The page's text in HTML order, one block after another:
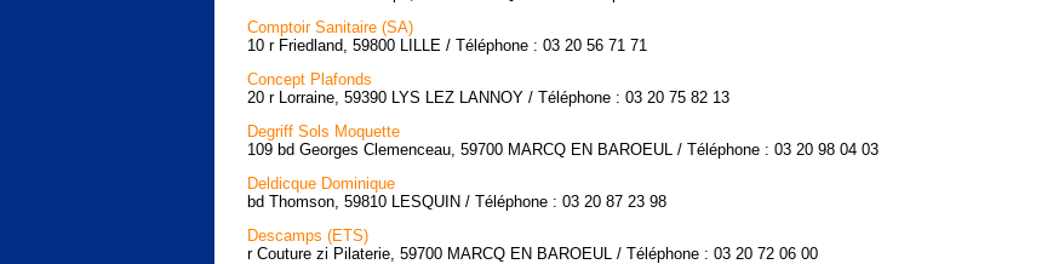
Comptoir Sanitaire (SA)
10 r Friedland, 59800 LILLE / Téléphone : 03 20 56 71 71
Concept Plafonds
20 r Lorraine, 59390 LYS LEZ LANNOY / Téléphone : 03 20 75 82 13
Degriff Sols Moquette
109 bd Georges Clemenceau, 59700 MARCQ EN BAROEUL / Téléphone : 03 20 98 04 03
Deldicque Dominique
bd Thomson, 59810 LESQUIN / Téléphone : 03 20 87 23 98
Descamps (ETS)
r Couture zi Pilaterie, 59700 MARCQ EN BAROEUL / Téléphone : 03 20 72 06 00